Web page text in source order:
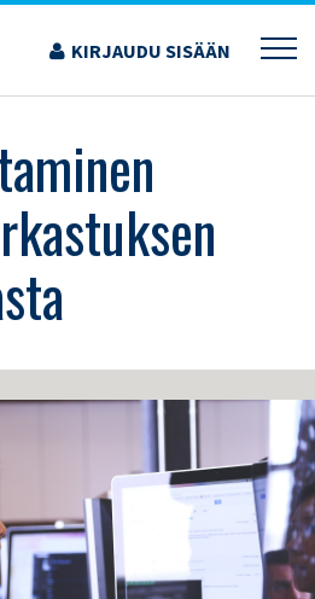
KIRJAUDU SISÄÄN
IT:N TARKASTAMINEN SISÄISEN TARKASTUKSEN